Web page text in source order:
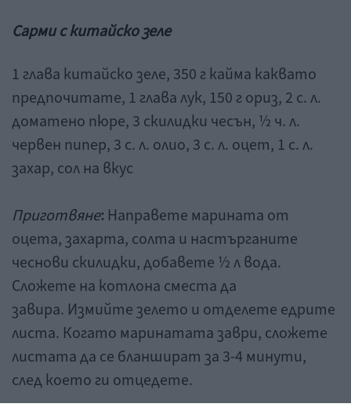
Сарми с китайско зеле
1 глава китайско зеле, 350 г кайма каквато
предпочитате, 1 глава лук, 150 г ориз, 2 с. л.
доматено пюре, 3 скилидки чесън, ½ ч. л.
червен пипер, 3 с. л. олио, 3 с. л. оцет, 1 с. л.
захар, сол на вкус
Приготвяне: Направете марината от
оцета, захарта, солта и настърганите
чеснови скилидки, добавете ½ л вода.
Сложете на котлона сместа да
завира. Измийте зелето и отделете едрите
листа. Когато маринатата заври, сложете
листата да се бланшират за 3-4 минути,
след което ги отцедете.